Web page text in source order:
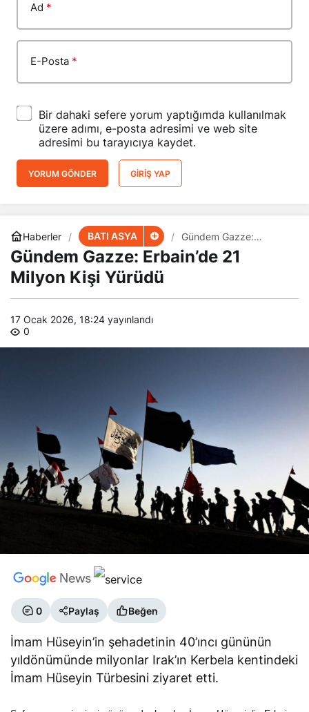
Ad *
E-Posta *
Bir dahaki sefere yorum yaptığımda kullanılmak
üzere adımı, e-posta adresimi ve web site
adresimi bu tarayıcıya kaydet.
YORUM GÖNDER GIRIŞ YAP
Haberler BATI ASYA
Gündem Gazze:
Erbain’de 21 Milyon Kişi
Yürüdü
Gündem Gazze: Erbain’de 21
Milyon Kişi Yürüdü
17 Ocak 2026, 18:24 yayınlandı
0
0 Paylaş Beğen
İmam Hüseyin’in şehadetinin 40’ıncı gününün
yıldönümünde milyonlar Irak’ın Kerbela kentindeki
İmam Hüseyin Türbesini ziyaret etti.